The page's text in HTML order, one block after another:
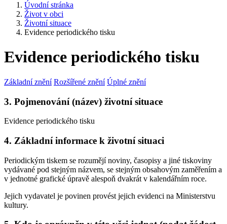
Úvodní stránka
Život v obci
Životní situace
Evidence periodického tisku
Evidence periodického tisku
Základní znění Rozšířené znění Úplné znění
3. Pojmenování (název) životní situace
Evidence periodického tisku
4. Základní informace k životní situaci
Periodickým tiskem se rozumějí noviny, časopisy a jiné tiskoviny
vydávané pod stejným názvem, se stejným obsahovým zaměřením a
v jednotné grafické úpravě alespoň dvakrát v kalendářním roce.
Jejich vydavatel je povinen provést jejich evidenci na Ministerstvu
kultury.